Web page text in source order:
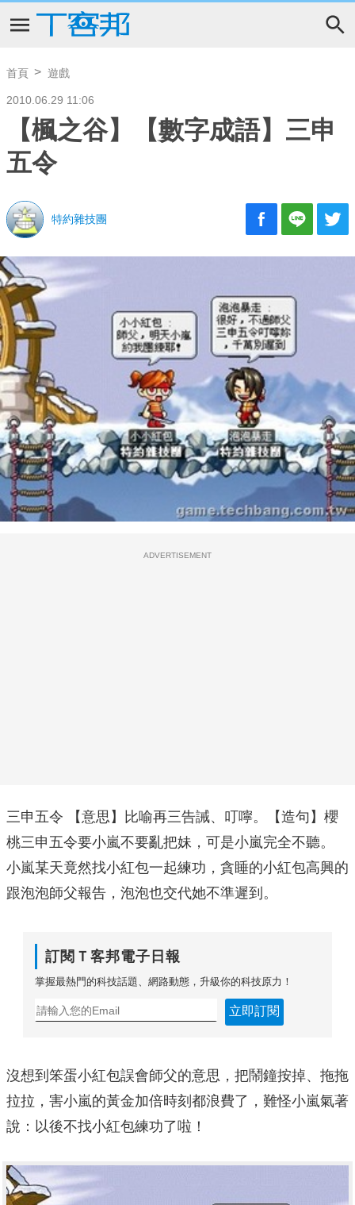
首頁 遊戲
2010.06.29 11:06
【楓之谷】【數字成語】三申
五令
特約雜技團
ADVERTISEMENT
三申五令 【意思】比喻再三告誡、叮嚀。【造句】櫻
桃三申五令要小嵐不要亂把妹，可是小嵐完全不聽。
小嵐某天竟然找小紅包一起練功，貪睡的小紅包高興的
跟泡泡師父報告，泡泡也交代她不準遲到。
訂閱Ｔ客邦電子日報
掌握最熱門的科技話題、網路動態，升級你的科技原力！
立即訂閱
沒想到笨蛋小紅包誤會師父的意思，把鬧鐘按掉、拖拖
拉拉，害小嵐的黃金加倍時刻都浪費了，難怪小嵐氣著
說：以後不找小紅包練功了啦！